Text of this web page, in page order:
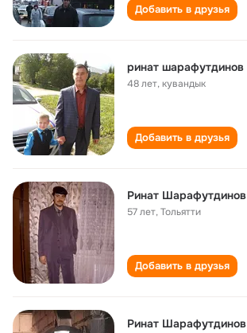
Добавить в друзья
ринат шарафутдинов
48 лет,кувандык
Добавить в друзья
Ринат Шарафутдинов
57 лет,Тольятти
Добавить в друзья
Ринат Шарафутдинов